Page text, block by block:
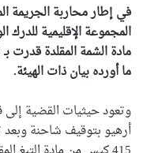
في إطار محاربة الجريمة
المجموعة الإقليمية
ما أورده بيان ذات الهيئة.
وتعود حيثيات القضية إلى
أرهيو بتوقيف شاحنة وبعد